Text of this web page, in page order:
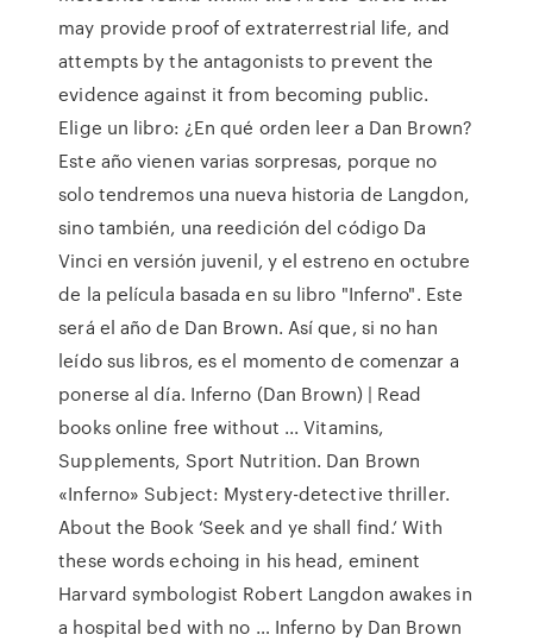
may provide proof of extraterrestrial life, and
attempts by the antagonists to prevent the
evidence against it from becoming public.
Elige un libro: ¿En qué orden leer a Dan Brown?
Este año vienen varias sorpresas, porque no
solo tendremos una nueva historia de Langdon,
sino también, una reedición del código Da
Vinci en versión juvenil, y el estreno en octubre
de la película basada en su libro "Inferno". Este
será el año de Dan Brown. Así que, si no han
leído sus libros, es el momento de comenzar a
ponerse al día. Inferno (Dan Brown) | Read
books online free without ... Vitamins,
Supplements, Sport Nutrition. Dan Brown
«Inferno» Subject: Mystery-detective thriller.
About the Book ‘Seek and ye shall find.’ With
these words echoing in his head, eminent
Harvard symbologist Robert Langdon awakes in
a hospital bed with no … Inferno by Dan Brown